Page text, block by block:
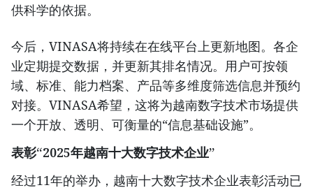
供科学的依据。
今后，VINASA将持续在在线平台上更新地图。各企
业定期提交数据，并更新其排名情况。用户可按领
域、标准、能力档案、产品等多维度筛选信息并预约
对接。VINASA希望，这将为越南数字技术市场提供
一个开放、透明、可衡量的“信息基础设施”。
表彰“2025年越南十大数字技术企业”
经过11年的举办，越南十大数字技术企业表彰活动已